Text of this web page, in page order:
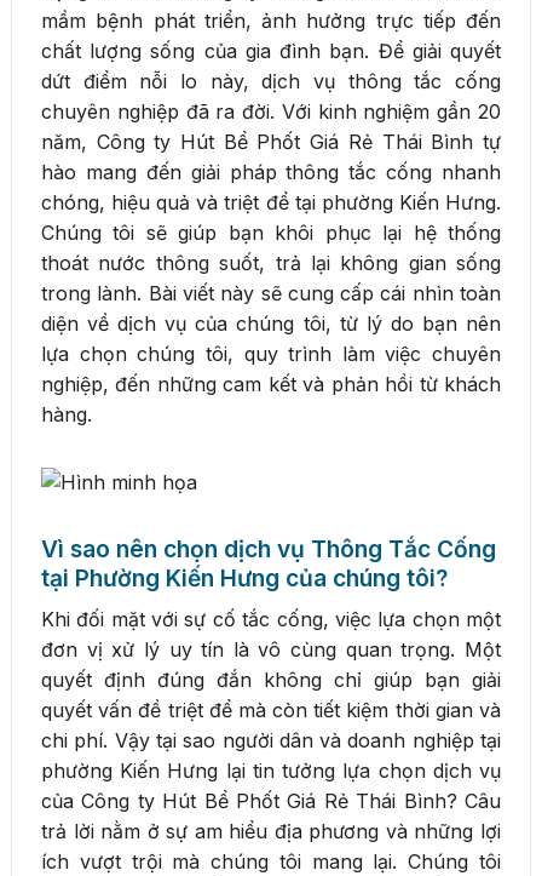
mầm bệnh phát triển, ảnh hưởng trực tiếp đến
chất lượng sống của gia đình bạn. Để giải quyết
dứt điểm nỗi lo này, dịch vụ thông tắc cống
chuyên nghiệp đã ra đời. Với kinh nghiệm gần 20
năm, Công ty Hút Bể Phốt Giá Rẻ Thái Bình tự
hào mang đến giải pháp thông tắc cống nhanh
chóng, hiệu quả và triệt để tại phường Kiến Hưng.
Chúng tôi sẽ giúp bạn khôi phục lại hệ thống
thoát nước thông suốt, trả lại không gian sống
trong lành. Bài viết này sẽ cung cấp cái nhìn toàn
diện về dịch vụ của chúng tôi, từ lý do bạn nên
lựa chọn chúng tôi, quy trình làm việc chuyên
nghiệp, đến những cam kết và phản hồi từ khách
hàng.
Vì sao nên chọn dịch vụ Thông Tắc Cống
tại Phường Kiến Hưng của chúng tôi?
Khi đối mặt với sự cố tắc cống, việc lựa chọn một
đơn vị xử lý uy tín là vô cùng quan trọng. Một
quyết định đúng đắn không chỉ giúp bạn giải
quyết vấn đề triệt để mà còn tiết kiệm thời gian và
chi phí. Vậy tại sao người dân và doanh nghiệp tại
phường Kiến Hưng lại tin tưởng lựa chọn dịch vụ
của Công ty Hút Bể Phốt Giá Rẻ Thái Bình? Câu
trả lời nằm ở sự am hiểu địa phương và những lợi
ích vượt trội mà chúng tôi mang lại. Chúng tôi